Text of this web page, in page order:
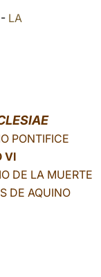
- LA
PONTIFICE
VI
DE LA MUERTE
DE AQUINO